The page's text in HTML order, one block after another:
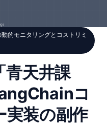
的モニタリングとコストリミ
青天井課
コ
実装の副作